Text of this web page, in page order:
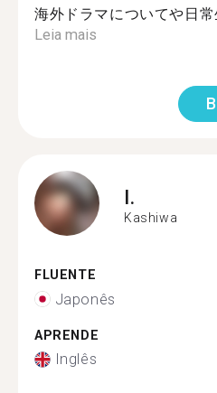
海外ドラマについてや日
Leia mais
I.
Kashiwa
FLUENTE
Japonês
APRENDE
Inglês